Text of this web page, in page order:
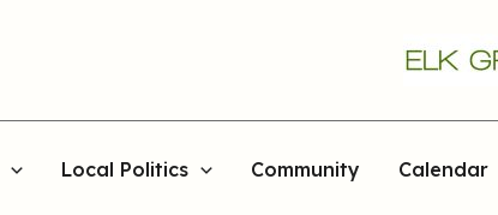
Local Politics Community Calendar